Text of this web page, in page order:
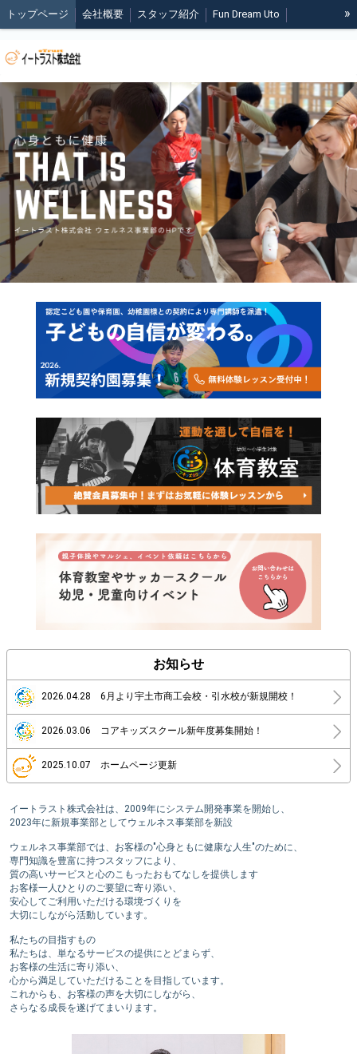
トップページ 会社概要 スタッフ紹介 Fun Dream Uto »
お知らせ
2026.04.28 6月より宇土市商工会校・引水校が新規開校！
2026.03.06 コアキッズスクール新年度募集開始！
2025.10.07 ホームページ更新
イートラスト株式会社は、2009年にシステム開発事業を開始し、
2023年に新規事業部としてウェルネス事業部を新設
ウェルネス事業部では、お客様の"心身ともに健康な人生"のために、
専門知識を豊富に持つスタッフにより、
質の高いサービスと心のこもったおもてなしを提供します
お客様一人ひとりのご要望に寄り添い、
安心してご利用いただける環境づくりを
大切にしながら活動しています。
私たちの目指すもの
私たちは、単なるサービスの提供にとどまらず、
お客様の生活に寄り添い、
心から満足していただけることを目指しています。
これからも、お客様の声を大切にしながら、
さらなる成長を遂げてまいります。